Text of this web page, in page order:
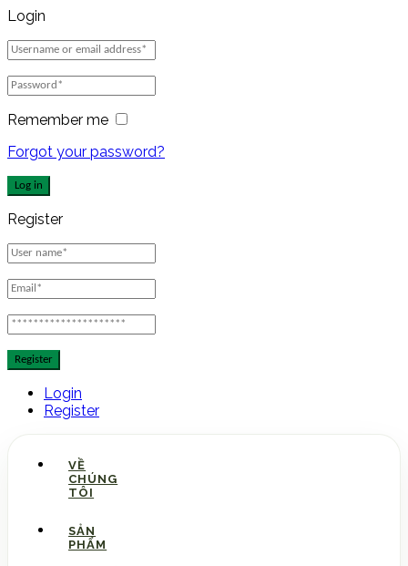
Login
Remember me
Forgot your password?
Log in
Register
Register
Login
Register
VỀ
CHÚNG
TÔI
SẢN
PHẨM